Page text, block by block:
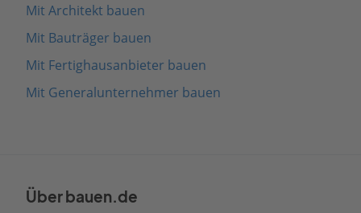
Mit Architekt bauen
Mit Bauträger bauen
Mit Fertighausanbieter bauen
Mit Generalunternehmer bauen
Über bauen.de